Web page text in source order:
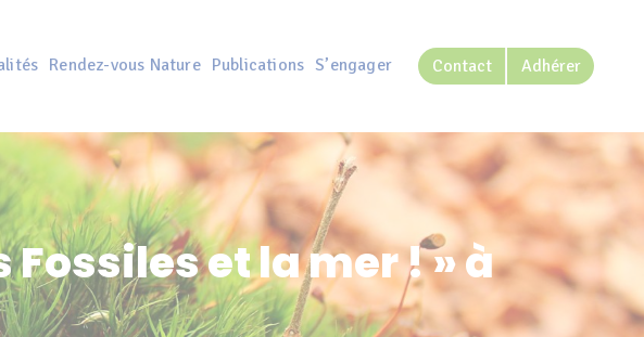
Rendez-vous Nature Publications S’engager Contact Adhérer
et la mer ! » à